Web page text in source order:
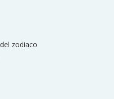
zodiaco